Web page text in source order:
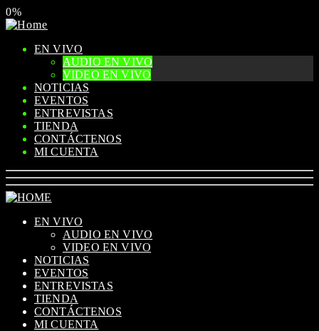
0%
EN VIVO
AUDIO EN VIVO
VIDEO EN VIVO
NOTICIAS
EVENTOS
ENTREVISTAS
TIENDA
CONTÁCTENOS
MI CUENTA
EN VIVO
AUDIO EN VIVO
VIDEO EN VIVO
NOTICIAS
EVENTOS
ENTREVISTAS
TIENDA
CONTÁCTENOS
MI CUENTA